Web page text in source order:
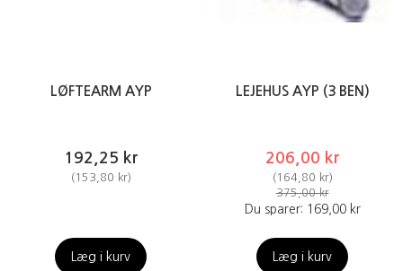
LØFTEARM AYP
192,25 kr
(153,80 kr)
Læg i kurv
LEJEHUS AYP (3 BEN)
206,00 kr
(164,80 kr)
375,00 kr
Du sparer: 169,00 kr
Læg i kurv